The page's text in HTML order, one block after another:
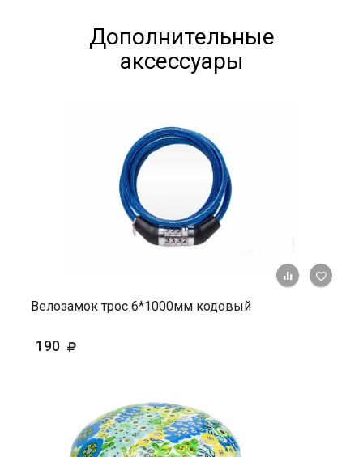
Дополнительные
аксессуары
+ К
Велозамок трос 6*1000мм кодовый
190